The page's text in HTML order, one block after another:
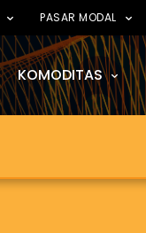
PASAR MODAL
KOMODITAS